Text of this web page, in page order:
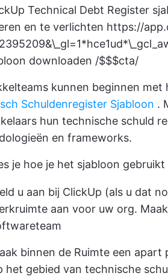
Technical Debt Register
en te verlichten https://
downloaden /$$$cta/
kunnen beginnen met
Schuldenregister Sjabloon .
hun technische schuld
en frameworks.
je hoe je het sjabloon
u aan bij ClickUp (als u dat
aan voor uw org.
binnen de Ruimte een
het gebied van technische